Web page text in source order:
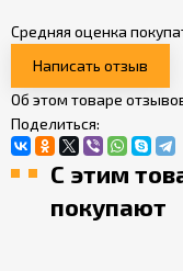
Средняя оценка
Написать отзыв
Об этом товаре
Поделиться:
С этим
покупают